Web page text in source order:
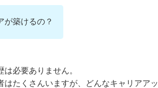
が築けるの？
必要ありません。
たくさんいますが、どんなキャリアアッ